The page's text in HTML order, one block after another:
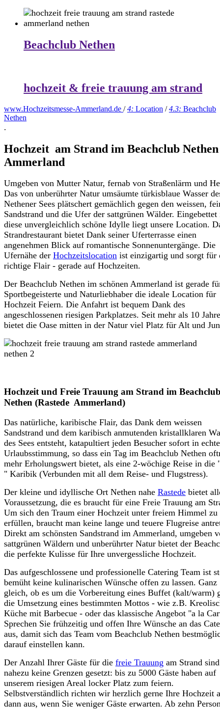
Beachclub Nethen
hochzeit & freie trauung am strand
www.Hochzeitsmesse-Ammerland.de /4: Location /4.3: Beachclub
Nethen
.
Hochzeit am Strand im Beachclub
Ammerland
Umgeben von Mutter Natur, fernab von Straßenlärm und
Das von unberührter Natur umsäumte türkisblaue Wasser
Nethener Sees plätschert gemächlich gegen den weissen,
Sandstrand und die Ufer der sattgrünen Wälder. Eingebettet
diese unvergleichlich schöne Idylle liegt unsere Location.
Strandrestaurant bietet Dank seiner Uferterrasse einen
angenehmen Blick auf romantische Sonnenuntergänge. Die
Ufernähe der Hochzeitslocation ist einzigartig und sorgt für
richtige Flair - gerade auf Hochzeiten.
Der Beachclub Nethen im schönen Ammerland ist gerade
Sportbegeisterte und Naturliebhaber die ideale Location für
Hochzeit Feiern. Die Anfahrt ist bequem Dank des
angeschlossenen riesigen Parkplatzes. Seit mehr als 10
bietet die Oase mitten in der Natur viel Platz für Alt und
Hochzeit und Freie Trauung am Strand im
Nethen (Rastede Ammerland)
Das natürliche, karibische Flair, das Dank dem weissen
Sandstrand und dem karibisch anmutenden kristallklaren
des Sees entsteht, katapultiert jeden Besucher sofort in echte
Urlaubsstimmung, so dass ein Tag im Beachclub Nethen
mehr Erholungswert bietet, als eine 2-wöchige Reise in die
" Karibik (Verbunden mit all dem Reise- und Flugstress).
Der kleine und idyllische Ort Nethen nahe Rastede bietet
Voraussetzung, die es braucht für eine Freie Trauung am
Um sich den Traum einer Hochzeit unter freiem Himmel zu
erfüllen, braucht man keine lange und teuere Flugreise
Direkt am schönsten Sandstrand im Ammerland, umgeben
sattgrünen Wäldern und unberührter Natur bietet der
die perfekte Kulisse für Ihre unvergessliche Hochzeit.
Das aufgeschlossene und professionelle Catering Team ist
bemüht keine kulinarischen Wünsche offen zu lassen. Ganz
gleich, ob es um die Vorbereitung eines Buffet (kalt/warm)
die Umsetzung eines bestimmten Mottos - wie z.B.
Küche mit Barbecue - oder das klassische Angebot "a la
Sprechen Sie frühzeitig und offen Ihre Wünsche an das
aus, damit sich das Team vom Beachclub Nethen
darauf einstellen kann.
Der Anzahl Ihrer Gäste für die freie Trauung am Strand sind
nahezu keine Grenzen gesetzt: bis zu 5000 Gäste haben auf
unserem riesigen Areal locker Platz zum feiern.
Selbstverständlich richten wir herzlich gerne Ihre Hochzeit
dann aus, wenn Sie weniger Gäste erwarten. Ab zehn